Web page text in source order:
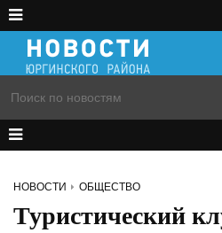
НОВОСТИ ОБЩЕСТВО
Туристический